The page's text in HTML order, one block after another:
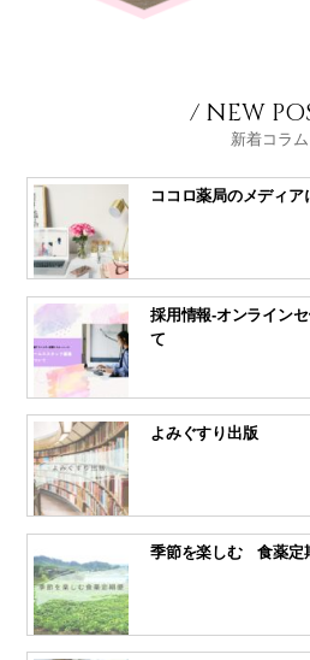
/ NEW
新着コラム
ココロ薬局のメディア
採用情報-オンライン
て
よみぐすり出版
季節を楽しむ 食薬定